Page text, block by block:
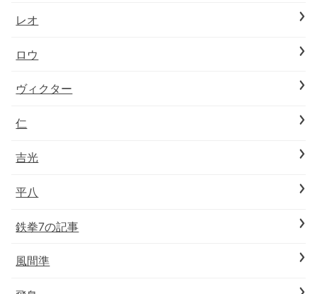
レオ
ロウ
ヴィクター
仁
吉光
平八
鉄拳7の記事
風間準